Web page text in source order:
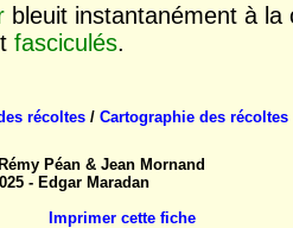
bleuit instantanément à la
fasciculés.
récoltes /Cartographie des récoltes
Péan & Jean Mornand
- Edgar Maradan
Imprimer cette fiche